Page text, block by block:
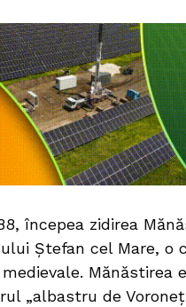
începea zidirea
Ștefan cel Mare, o
„albastru de